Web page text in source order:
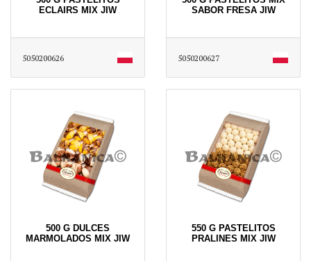
ECLAIRS MIX JIW
5050200626
SABOR FRESA JIW
5050200627
500 G DULCES
MARMOLADOS MIX JIW
550 G PASTELITOS
PRALINES MIX JIW